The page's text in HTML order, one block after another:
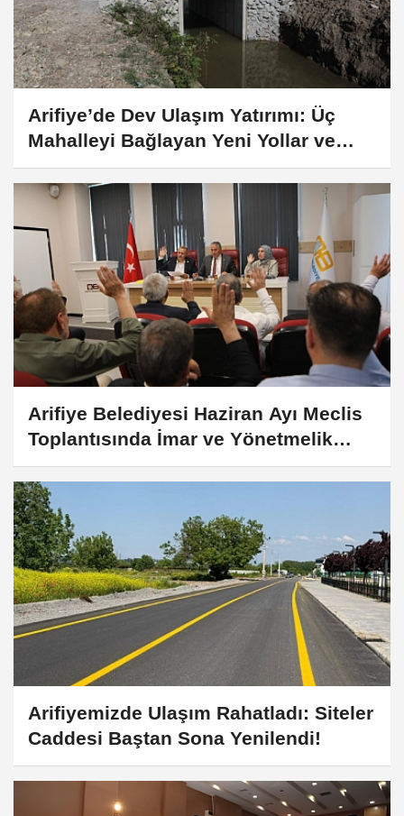
Arifiye’de Dev Ulaşım Yatırımı: Üç
Mahalleyi Bağlayan Yeni Yollar ve
Köprüler Yükseliyor
Arifiye Belediyesi Haziran Ayı Meclis
Toplantısında İmar ve Yönetmelik
Maddeleri Karara Bağlandı
Arifiyemizde Ulaşım Rahatladı: Siteler
Caddesi Baştan Sona Yenilendi!